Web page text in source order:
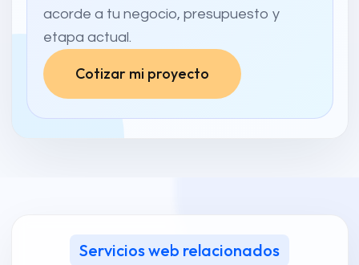
acorde a tu negocio, presupuesto y
etapa actual.
Cotizar mi proyecto
Servicios web relacionados